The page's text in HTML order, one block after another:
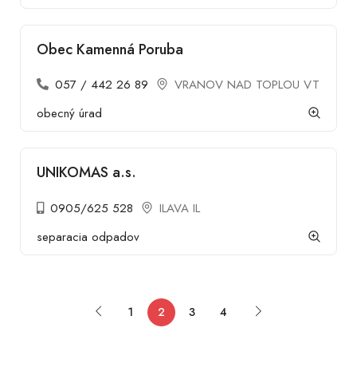
Obec Kamenná Poruba
057 / 442 26 89
VRANOV NAD TOPLOU VT
obecný úrad
UNIKOMAS a.s.
0905/625 528
ILAVA IL
separacia odpadov
1 2 3 4